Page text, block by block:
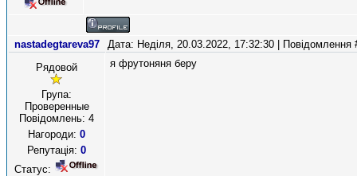
nastadegtareva97
Дата: Неділя, 20.03.2022, 17:32:30 | Повідомлення
Рядовой
Група:
Проверенные
Повідомлень: 4
Нагороди: 0
Репутація: 0
Статус:
я фрутоняня беру